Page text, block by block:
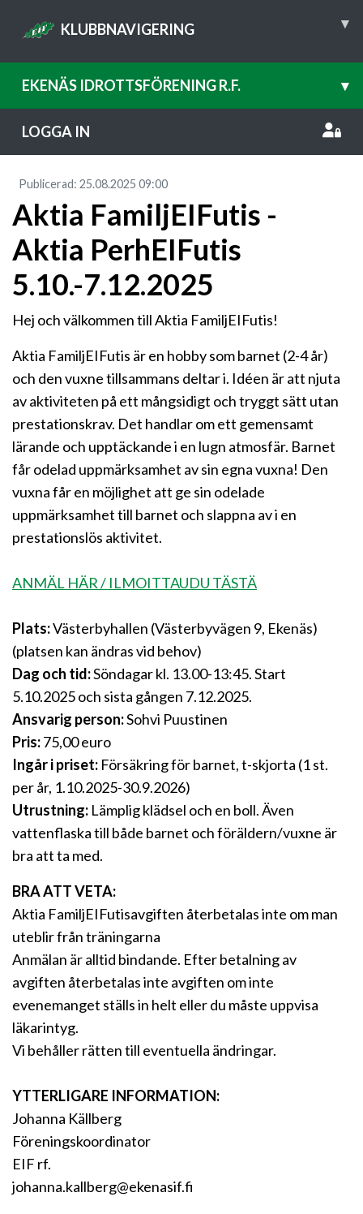
KLUBBNAVIGERING ▾
EKENÄS IDROTTSFÖRENING R.F. ▾
LOGGA IN
Publicerad: 25.08.2025 09:00
Aktia FamiljEIFutis -
Aktia PerhEIFutis
5.10.-7.12.2025
Hej och välkommen till Aktia FamiljEIFutis!
Aktia FamiljEIFutis är en hobby som barnet (2-4 år)
och den vuxne tillsammans deltar i. Idéen är att njuta
av aktiviteten på ett mångsidigt och tryggt sätt utan
prestationskrav. Det handlar om ett gemensamt
lärande och upptäckande i en lugn atmosfär. Barnet
får odelad uppmärksamhet av sin egna vuxna! Den
vuxna får en möjlighet att ge sin odelade
uppmärksamhet till barnet och slappna av i en
prestationslös aktivitet.
ANMÄL HÄR / ILMOITTAUDU TÄSTÄ
Plats:Västerbyhallen (Västerbyvägen 9, Ekenäs)
(platsen kan ändras vid behov)
Dag och tid:Söndagar kl. 13.00-13:45. Start
5.10.2025 och sista gången 7.12.2025.
Ansvarig person:Sohvi Puustinen
Pris:75,00 euro
Ingår i priset: Försäkring för barnet, t-skjorta (1 st.
per år, 1.10.2025-30.9.2026)
Utrustning: Lämplig klädsel och en boll. Även
vattenflaska till både barnet och föräldern/vuxne är
bra att ta med.
BRA ATT VETA:
Aktia FamiljEIFutisavgiften återbetalas inte om man
uteblir från träningarna
Anmälan är alltid bindande. Efter betalning av
avgiften återbetalas inte avgiften om inte
evenemanget ställs in helt eller du måste uppvisa
läkarintyg.
Vi behåller rätten till eventuella ändringar.
YTTERLIGARE INFORMATION:
Johanna Källberg
Föreningskoordinator
EIF rf.
johanna.kallberg@ekenasif.fi